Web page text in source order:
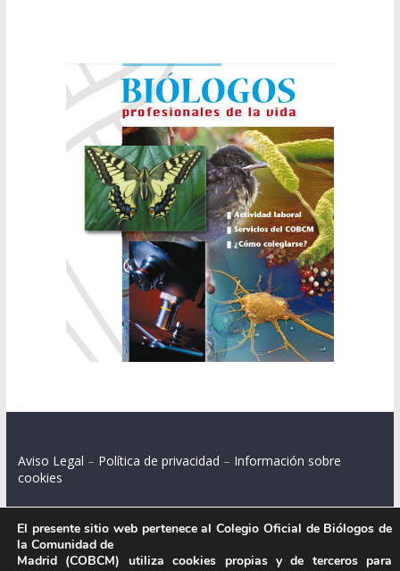
Aviso Legal – Política de privacidad – Información sobre
cookies
Colegio Oficial de Biólogos de la Comunidad de Madrid.
El presente sitio web pertenece al Colegio Oficial de Biólogos de
la Comunidad de
Madrid (COBCM) utiliza cookies propias y de terceros para